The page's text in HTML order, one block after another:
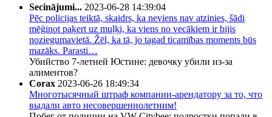
Secinājumi... 2023-06-28 14:39:04
Pēc policijas teiktā, skaidrs, ka neviens nav atzinies, šādi
mēģinot paķert uz muļķi, ka viens no vecākiem ir bijis
noziegumavietā. Žēl, ka tā, jo tagad ticamības moments būs
mazāks. Parasti…
Убийство 7-летней Юстине: девочку убили из-за
алиментов?
Corax 2023-06-26 18:49:34
Многотысячный штраф компании-арендатору за то, что
выдали авто несовершеннолетним!